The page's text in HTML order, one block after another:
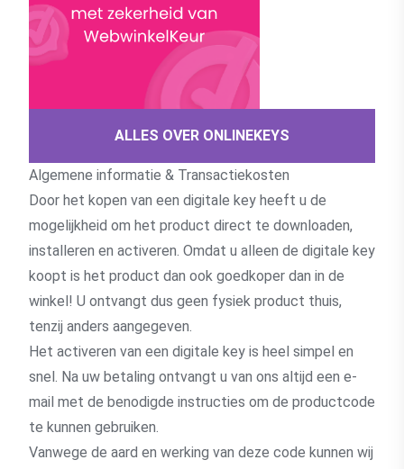
ALLES OVER ONLINEKEYS
Algemene informatie & Transactiekosten
Door het kopen van een digitale key heeft u de
mogelijkheid om het product direct te downloaden,
installeren en activeren. Omdat u alleen de digitale key
koopt is het product dan ook goedkoper dan in de
winkel! U ontvangt dus geen fysiek product thuis,
tenzij anders aangegeven.
Het activeren van een digitale key is heel simpel en
snel. Na uw betaling ontvangt u van ons altijd een e-
mail met de benodigde instructies om de productcode
te kunnen gebruiken.
Vanwege de aard en werking van deze code kunnen wij